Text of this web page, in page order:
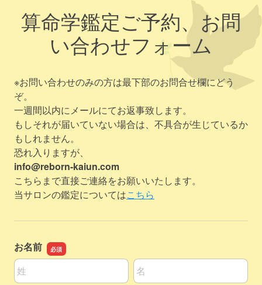
算命学鑑定ご予約、お問
い合わせフォーム
※お問い合わせのみの方は最下部のお問合せ欄にどう
ぞ。
一週間以内にメールにてお返事致します。
もしそれが届いていない場合は、不具合が生じているか
もしれません。
恐れ入りますが、
info@reborn-kaiun.com
こちらまで直接ご連絡をお願いいたします。
当サロンの鑑定についてはこちら
お名前
名前の姓
名前の名